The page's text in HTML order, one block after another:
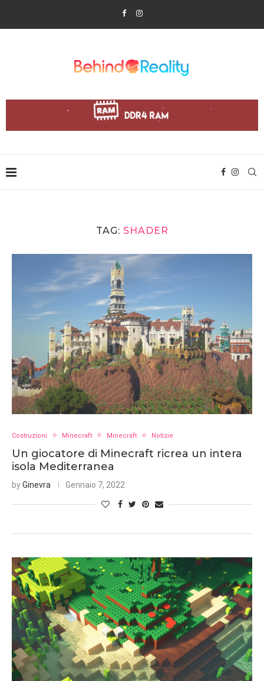
TAG: SHADER
Costruzioni Minecraft Minecraft Notizie
Un giocatore di Minecraft ricrea un intera
isola Mediterranea
byGinevra Gennaio 7, 2022